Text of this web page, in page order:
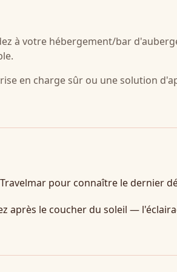
à votre hébergement/bar
en charge sûr ou une solution
pour connaître le dernier
après le coucher du soleil —